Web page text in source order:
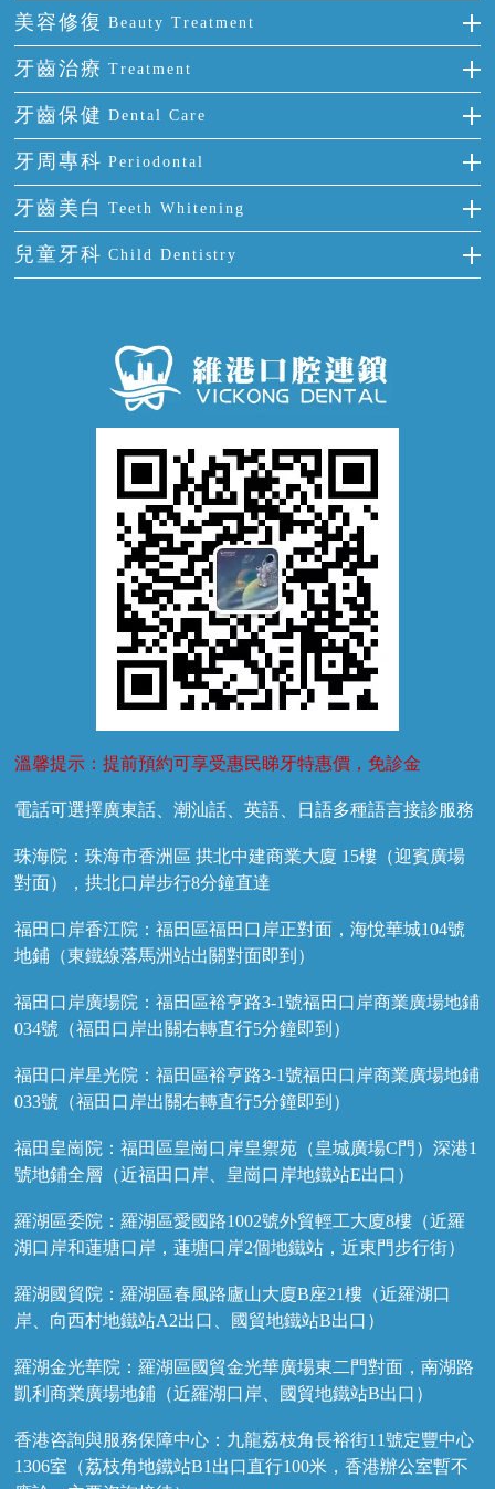
單顆牙缺失
門牙缺失
多顆牙缺失
半口缺失
全口缺失
隱形箍牙
前牙反頜
牙齒擁擠
牙齒前突
牙齒稀疏
美容修復 Beauty Treatment
全瓷牙
烤瓷牙
氟斑牙
四環素牙
活動假牙
牙貼面
牙齒治療 Treatment
補牙
智齒
根管治療
拔牙
牙痛
牙齒保健 Dental Care
正確刷牙
全國愛牙日
預防牙病
牙科通識
牙周專科 Periodontal
牙周炎
牙齦出血
牙齦炎
牙齦萎縮
牙齒美白 Teeth Whitening
冷光美白
兒童牙科 Child Dentistry
溫馨提示：提前預約可享受惠民睇牙特惠價，免診金
電話可選擇廣東話、潮汕話、英語、日語多種語言接診服務
珠海院：珠海市香洲區 拱北中建商業大廈 15樓（迎賓廣場
對面），拱北口岸步行8分鐘直達
福田口岸香江院：福田區福田口岸正對面，海悅華城104號
地鋪（東鐵線落馬洲站出關對面即到）
福田口岸廣場院：福田區裕亨路3-1號福田口岸商業廣場地鋪
034號（福田口岸出關右轉直行5分鐘即到）
福田口岸星光院：福田區裕亨路3-1號福田口岸商業廣場地鋪
033號（福田口岸出關右轉直行5分鐘即到）
福田皇崗院：福田區皇崗口岸皇禦苑（皇城廣場C門）深港1
號地鋪全層（近福田口岸、皇崗口岸地鐵站E出口）
羅湖區委院：羅湖區愛國路1002號外貿輕工大廈8樓（近羅
湖口岸和蓮塘口岸，蓮塘口岸2個地鐵站，近東門步行街）
羅湖國貿院：羅湖區春風路廬山大廈B座21樓（近羅湖口
岸、向西村地鐵站A2出口、國貿地鐵站B出口）
羅湖金光華院：羅湖區國貿金光華廣場東二門對面，南湖路
凱利商業廣場地鋪（近羅湖口岸、國貿地鐵站B出口）
香港咨詢與服務保障中心：九龍荔枝角長裕街11號定豐中心
1306室（荔枝角地鐵站B1出口直行100米，香港辦公室暫不